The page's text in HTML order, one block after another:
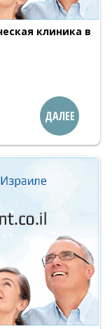
клиника в
ДАЛЕЕ